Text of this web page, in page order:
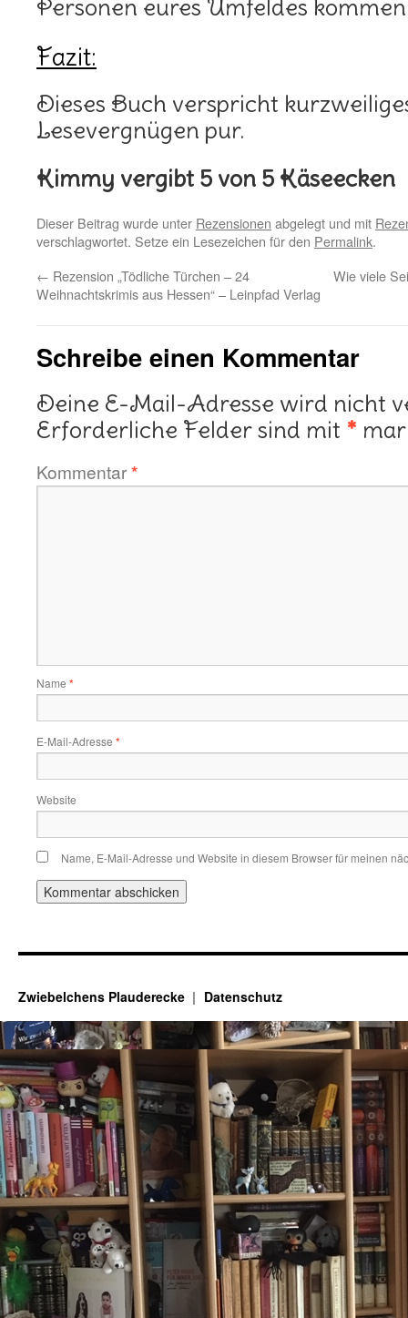
Personen eures Umfeldes
Fazit:
Dieses Buch verspricht
Lesevergnügen pur.
Kimmy vergibt 5 von 5 Käseecken
Dieser Beitrag wurde unter Rezensionen abgelegt und mit
verschlagwortet. Setze ein Lesezeichen für den Permalink.
← Rezension „Tödliche Türchen – 24
Weihnachtskrimis aus Hessen“ – Leinpfad Verlag
Wie viele
Schreibe einen Kommentar
Deine E-Mail-Adresse wird nicht
Erforderliche Felder sind mit *
Kommentar*
Name *
E-Mail-Adresse *
Website
Name, E-Mail-Adresse und Website in diesem Browser für meinen
Zwiebelchens Plauderecke Datenschutz